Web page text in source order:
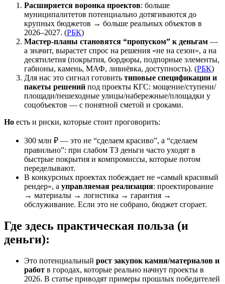
Расширяется воронка проектов: больше
муниципалитетов потенциально дотягиваются до
крупных бюджетов → больше реальных объектов в
2026–2027. (РБК)
Мастер-планы становятся “пропуском” к деньгам —
а значит, вырастет спрос на решения «не на сезон», а на
десятилетия (покрытия, бордюры, подпорные элементы,
габионы, камень, МАФ, ливнёвка, доступность). (РБК)
Для нас это сигнал готовить типовые спецификации и
пакеты решений под проекты КГС: мощение/ступени/
площади/пешеходные улицы/набережные/площадки у
соцобъектов — с понятной сметой и сроками.
Но есть и риски, которые стоит проговорить:
300 млн ₽ — это не “сделаем красиво”, а “сделаем
правильно”: при слабом ТЗ деньги часто уходят в
быстрые покрытия и компромиссы, которые потом
переделывают.
В конкурсных проектах побеждает не «самый красивый
рендер», а управляемая реализация: проектирование
→ материалы → логистика → гарантия →
обслуживание. Если это не собрано, бюджет сгорает.
Где здесь практическая польза (и
деньги):
Это потенциальный рост закупок камня/материалов и
работ в городах, которые реально начнут проекты в
2026. В статье приводят примеры прошлых победителей